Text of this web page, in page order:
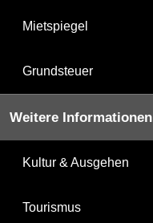
Mietspiegel
Grundsteuer
Weitere Informationen
Kultur & Ausgehen
Tourismus